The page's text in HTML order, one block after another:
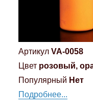
Артикул VA-0058
Цвет розовый,
Популярный Нет
Подробнее...